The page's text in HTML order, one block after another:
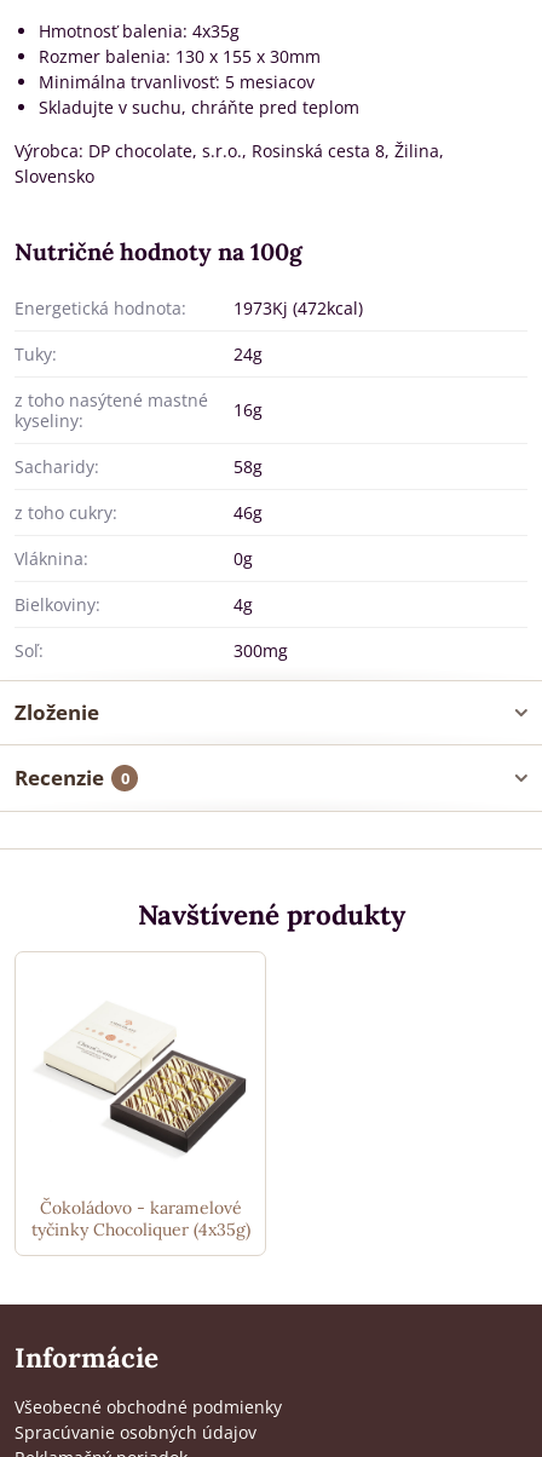
Hmotnosť balenia: 4x35g
Rozmer balenia: 130 x 155 x 30mm
Minimálna trvanlivosť: 5 mesiacov
Skladujte v suchu, chráňte pred teplom
Výrobca: DP chocolate, s.r.o., Rosinská cesta 8, Žilina,
Slovensko
Nutričné hodnoty na 100g
Energetická hodnota:
1973Kj (472kcal)
Tuky:
24g
z toho nasýtené mastné
kyseliny:
16g
Sacharidy:
58g
z toho cukry:
46g
Vláknina:
0g
Bielkoviny:
4g
Soľ:
300mg
Zloženie
Recenzie 0
Navštívené produkty
Čokoládovo - karamelové
tyčinky Chocoliquer (4x35g)
Informácie
Všeobecné obchodné podmienky
Spracúvanie osobných údajov